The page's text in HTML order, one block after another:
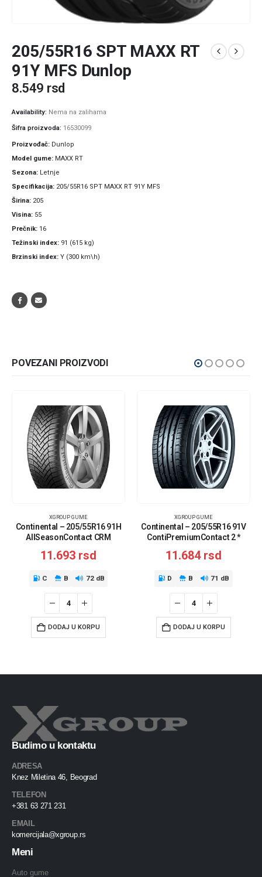
205/55R16 SPT MAXX RT
91Y MFS Dunlop
8.549 rsd
Availability: Nema na zalihama
Šifra proizvoda: 16530099
Proizvođač
Dunlop
Model gume
MAXX RT
Sezona
Letnje
Specifikacija 205/55R16 SPT MAXX RT 91Y MFS
Širina 205
Visina 55
Prečnik 16
Težinski index 91 (615 kg)
Brzinski index Y (300 km\h)
POVEZANI PROIZVODI
XGROUP GUME
Continental – 205/55R16 91H
AllSeasonContact CRM
11.693 rsd
C B 72 dB
DODAJ U KORPU
XGROUP GUME
Continental – 205/55R16 91V
ContiPremiumContact 2 *
11.684 rsd
D B 71 dB
DODAJ U KORPU
Budimo u kontaktu
ADRESA
Knez Miletina 46, Beograd
TELEFON
+381 63 271 231
EMAIL
komercijala@xgroup.rs
Meni
Auto gume